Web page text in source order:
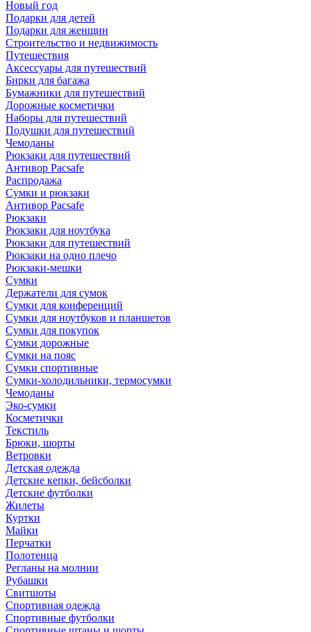
Новый год
Подарки для детей
Подарки для женщин
Строительство и недвижимость
Путешествия
Аксессуары для путешествий
Бирки для багажа
Бумажники для путешествий
Дорожные косметички
Наборы для путешествий
Подушки для путешествий
Чемоданы
Рюкзаки для путешествий
Антивор Pacsafe
Распродажа
Сумки и рюкзаки
Антивор Pacsafe
Рюкзаки
Рюкзаки для ноутбука
Рюкзаки для путешествий
Рюкзаки на одно плечо
Рюкзаки-мешки
Сумки
Держатели для сумок
Сумки для конференций
Сумки для ноутбуков и планшетов
Сумки для покупок
Сумки дорожные
Сумки на пояс
Сумки спортивные
Сумки-холодильники, термосумки
Чемоданы
Эко-сумки
Косметички
Текстиль
Брюки, шорты
Ветровки
Детская одежда
Детские кепки, бейсболки
Детские футболки
Жилеты
Куртки
Майки
Перчатки
Полотенца
Регланы на молнии
Рубашки
Свитшоты
Спортивная одежда
Спортивные футболки